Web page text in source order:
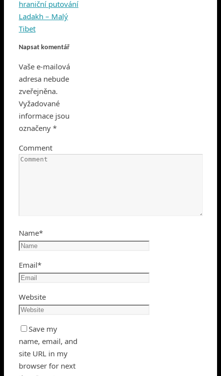
hraniční putování
Ladakh – Malý
Tibet
Napsat komentář
Vaše e-mailová
adresa nebude
zveřejněna.
Vyžadované
informace jsou
označeny *
Comment
Name*
Email*
Website
Save my
name, email, and
site URL in my
browser for next